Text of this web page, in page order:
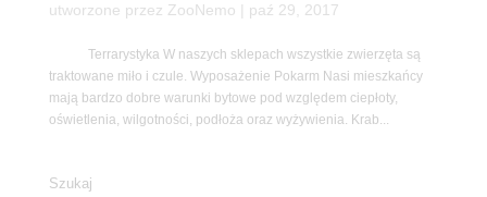
utworzone przez ZooNemo paź 29, 2017
Terrarystyka W naszych sklepach wszystkie zwierzęta są
traktowane miło i czule. Wyposażenie Pokarm Nasi mieszkańcy
mają bardzo dobre warunki bytowe pod względem ciepłoty,
oświetlenia, wilgotności, podłoża oraz wyżywienia. Krab...
Szukaj